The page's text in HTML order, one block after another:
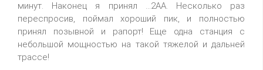
минут. Наконец я принял ...2AA. Несколько раз
переспросив, поймал хороший пик, и полностью
принял позывной и рапорт! Еще одна станция с
небольшой мощностью на такой тяжелой и дальней
трассе!